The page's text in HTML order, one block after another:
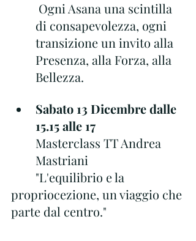
di consapevolezza, ogni
transizione un invito alla
Presenza, alla Forza, alla
Bellezza.
Sabato 13 Dicembre dalle
15.15 alle 17
Masterclass TT Andrea
Mastriani
propriocezione, un viaggio che
parte dal centro."